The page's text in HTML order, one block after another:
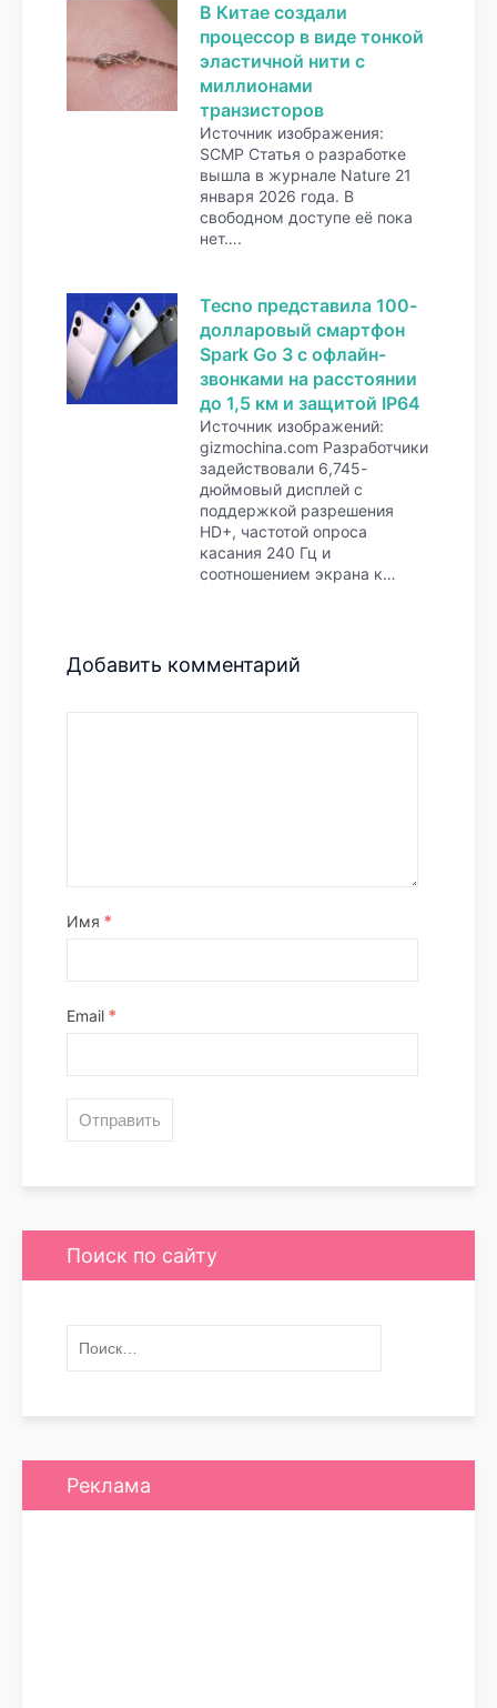
В Китае создали
процессор в виде тонкой
эластичной нити с
миллионами
транзисторов
Источник изображения:
SCMP Статья о разработке
вышла в журнале Nature 21
января 2026 года. В
свободном доступе её пока
нет….
Tecno представила 100-
долларовый смартфон
Spark Go 3 с офлайн-
звонками на расстоянии
до 1,5 км и защитой IP64
Источник изображений:
gizmochina.com Разработчики
задействовали 6,745-
дюймовый дисплей с
поддержкой разрешения
HD+, частотой опроса
касания 240 Гц и
соотношением экрана к…
Добавить комментарий
Имя *
Email *
Поиск по сайту
Реклама